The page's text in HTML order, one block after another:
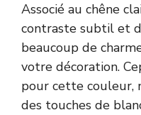
Associé au chêne
contraste subtil et
beaucoup de
votre décoration.
pour cette couleur,
des touches de